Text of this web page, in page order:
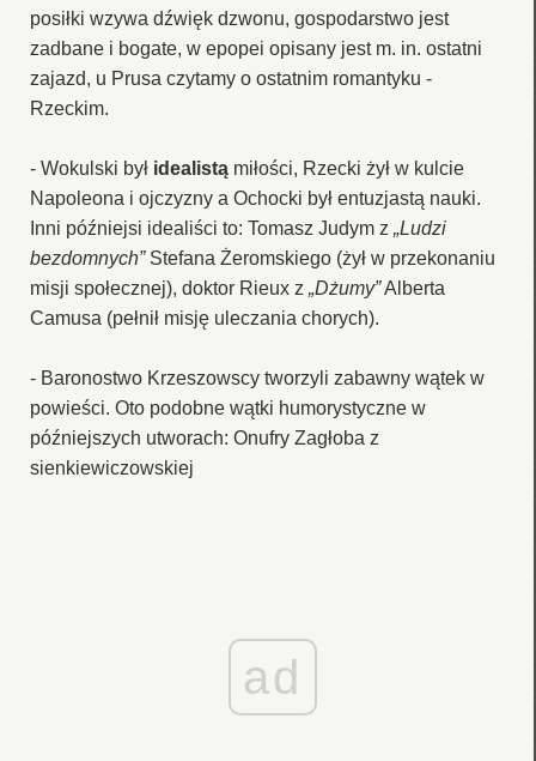
posiłki wzywa dźwięk dzwonu, gospodarstwo jest
zadbane i bogate, w epopei opisany jest m. in. ostatni
zajazd, u Prusa czytamy o ostatnim romantyku -
Rzeckim.
- Wokulski był idealistą miłości, Rzecki żył w kulcie
Napoleona i ojczyzny a Ochocki był entuzjastą nauki.
Inni późniejsi idealiści to: Tomasz Judym z „Ludzi
bezdomnych”Stefana Żeromskiego (żył w przekonaniu
misji społecznej), doktor Rieux z „Dżumy”Alberta
Camusa (pełnił misję uleczania chorych).
- Baronostwo Krzeszowscy tworzyli zabawny wątek w
powieści. Oto podobne wątki humorystyczne w
późniejszych utworach: Onufry Zagłoba z
sienkiewiczowskiej
ad